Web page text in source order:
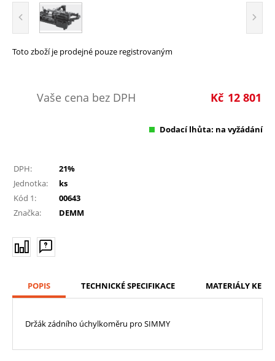
Toto zboží je prodejné pouze registrovaným
Vaše cena bez DPH 12 801
Kč
Dodací lhůta: na vyžádání
DPH:
21%
Jednotka:
ks
Kód 1:
00643
Značka:
DEMM
POPIS TECHNICKÉ SPECIFIKACE MATERIÁLY KE
Držák zádního úchylkoměru pro SIMMY